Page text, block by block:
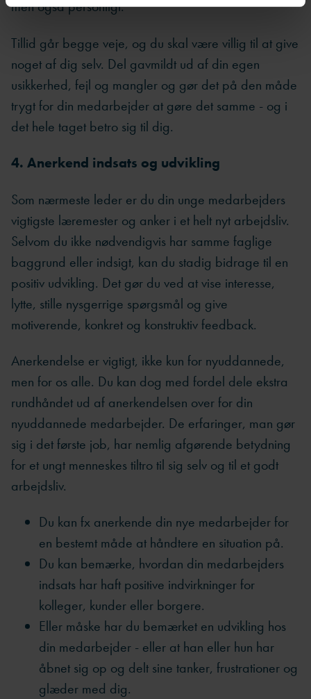
men også personligt.
Tillid går begge veje, og du skal være villig til at give
noget af dig selv. Del gavmildt ud af din egen
usikkerhed, fejl og mangler og gør det på den måde
trygt for din medarbejder at gøre det samme - og i
det hele taget betro sig til dig.
4. Anerkend indsats og udvikling
Som nærmeste leder er du din unge medarbejders
vigtigste læremester og anker i et helt nyt arbejdsliv.
Selvom du ikke nødvendigvis har samme faglige
baggrund eller indsigt, kan du stadig bidrage til en
positiv udvikling. Det gør du ved at vise interesse,
lytte, stille nysgerrige spørgsmål og give
motiverende, konkret og konstruktiv feedback.
Anerkendelse er vigtigt, ikke kun for nyuddannede,
men for os alle. Du kan dog med fordel dele ekstra
rundhåndet ud af anerkendelsen over for din
nyuddannede medarbejder. De erfaringer, man gør
sig i det første job, har nemlig afgørende betydning
for et ungt menneskes tiltro til sig selv og til et godt
arbejdsliv.
Du kan fx anerkende din nye medarbejder for
en bestemt måde at håndtere en situation på.
Du kan bemærke, hvordan din medarbejders
indsats har haft positive indvirkninger for
kolleger, kunder eller borgere.
Eller måske har du bemærket en udvikling hos
din medarbejder - eller at han eller hun har
åbnet sig op og delt sine tanker, frustrationer og
glæder med dig.